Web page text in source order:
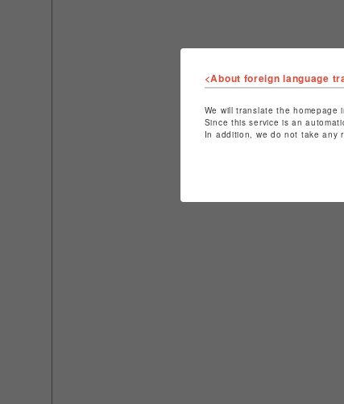
<About foreign language
We will translate the
Since this service is an
In addition, we do not take any